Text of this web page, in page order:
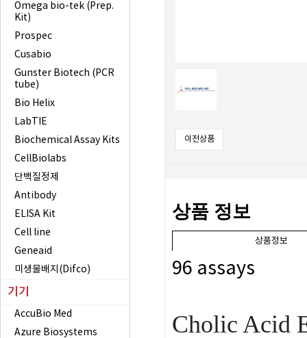
Omega bio-tek (Prep.
Kit)
Prospec
Cusabio
Gunster Biotech (PCR
tube)
Bio Helix
LabTIE
Biochemical Assay Kits
CellBiolabs
단백질정제
Antibody
ELISA Kit
Cell line
Geneaid
미생물배지(Difco)
기기
AccuBio Med
Azure Biosystems
이전상품
상품 정보
상품정보
96 assays
Cholic Acid